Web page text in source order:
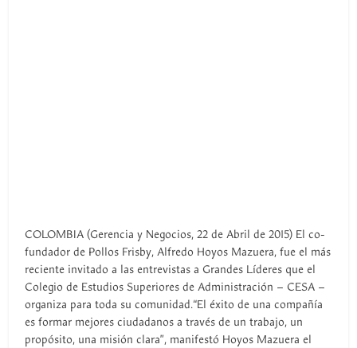
COLOMBIA (Gerencia y Negocios, 22 de Abril de 2015) El co-
fundador de Pollos Frisby, Alfredo Hoyos Mazuera, fue el más
reciente invitado a las entrevistas a Grandes Líderes que el
Colegio de Estudios Superiores de Administración – CESA –
organiza para toda su comunidad.“El éxito de una compañía
es formar mejores ciudadanos a través de un trabajo, un
propósito, una misión clara”, manifestó Hoyos Mazuera el